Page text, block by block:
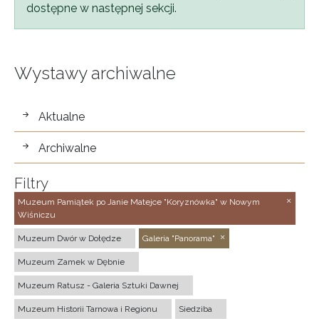
dostępne w następnej sekcji.
Wystawy archiwalne
wystawy
Aktualne
Archiwalne
Filtry
Muzeum Pamiątek po Janie Matejce "Koryznówka" w Nowym
Wiśniczu
Muzeum Dwór w Dołędze Galeria "Panorama"
Muzeum Zamek w Dębnie
Muzeum Ratusz - Galeria Sztuki Dawnej
Muzeum Historii Tarnowa i Regionu Siedziba